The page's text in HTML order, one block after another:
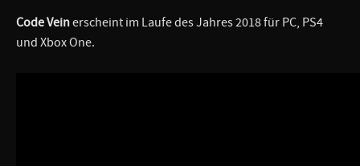
Code Veinerscheint im Laufe des Jahres 2018 für PC, PS4
und Xbox One.